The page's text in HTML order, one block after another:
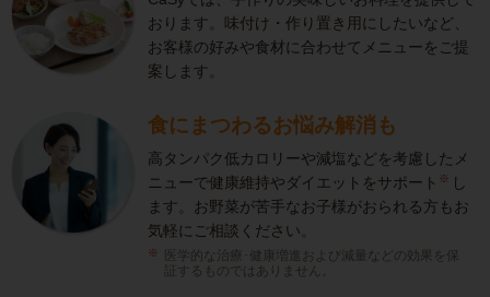
おります。味付け・作り置き用にしたいなど、
お客様の好みや食材に合わせてメニューをご提
案します。
食にまつわるお悩み解消も
高タンパク低カロリーや減塩などを考慮したメ
ニューで健康維持やダイエットをサポート ※ し
ます。お野菜が苦手なお子様がおられる方もお
気軽にご相談ください。
医学的な治療･健康増進および減量などの効果を保
証するものではありません。